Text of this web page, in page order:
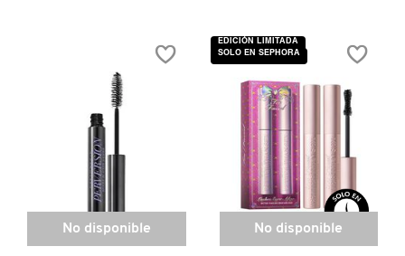
KYLIE COSMETICS
KYLIE JENNER FRAGRANCES
No disponible No disponible
EDICIÓN LIMITADA
SOLO EN SEPHORA